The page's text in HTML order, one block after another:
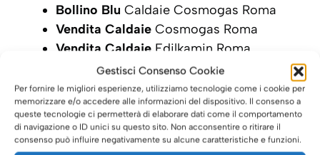
Gestisci Consenso Cookie
Per fornire le migliori esperienze, utilizziamo tecnologie come i cookie per
memorizzare e/o accedere alle informazioni del dispositivo. Il consenso a
queste tecnologie ci permetterà di elaborare dati come il comportamento
di navigazione o ID unici su questo sito. Non acconsentire o ritirare il
consenso può influire negativamente su alcune caratteristiche e funzioni.
Bollino Blu Caldaie Cosmogas Roma
Vendita Caldaie Cosmogas Roma
Vendita Caldaie Edilkamin Roma
SCRIVI ORA LA TUA RICHIESTA DI
INTERVENTO